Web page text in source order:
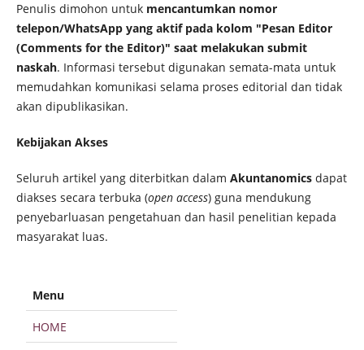
Penulis dimohon untuk mencantumkan nomor
telepon/WhatsApp yang aktif pada kolom "Pesan Editor
(Comments for the Editor)" saat melakukan submit
naskah. Informasi tersebut digunakan semata-mata untuk
memudahkan komunikasi selama proses editorial dan tidak
akan dipublikasikan.
Kebijakan Akses
Seluruh artikel yang diterbitkan dalam Akuntanomicsdapat
diakses secara terbuka (open access) guna mendukung
penyebarluasan pengetahuan dan hasil penelitian kepada
masyarakat luas.
Menu
HOME